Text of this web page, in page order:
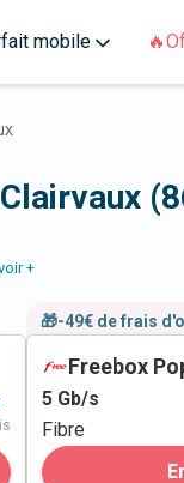
mobile
+
🎁-49€ de frais
Freebox
5 Gb/s
Fibre